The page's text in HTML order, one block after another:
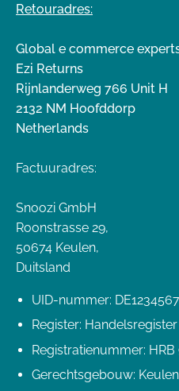
Retouradres:
Global e commerce
Ezi Returns
Rijnlanderweg 766 Unit H
2132 NM Hoofddorp
Netherlands
Factuuradres:
Snoozi GmbH
Roonstrasse 29,
50674 Keulen,
Duitsland
UID-nummer:
Register: Handelsregister
Registratienummer: HRB
Gerechtsgebouw: Keulen